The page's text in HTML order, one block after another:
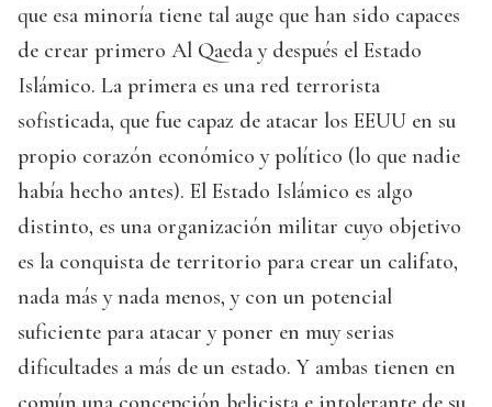
que esa minoría tiene tal auge que han sido capaces
de crear primero Al Qaeda y después el Estado
Islámico. La primera es una red terrorista
sofisticada, que fue capaz de atacar los EEUU en su
propio corazón económico y político (lo que nadie
había hecho antes). El Estado Islámico es algo
distinto, es una organización militar cuyo objetivo
es la conquista de territorio para crear un califato,
nada más y nada menos, y con un potencial
suficiente para atacar y poner en muy serias
dificultades a más de un estado. Y ambas tienen en